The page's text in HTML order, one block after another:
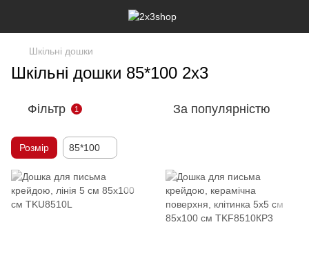
Шкільні дошки
Шкільні дошки 85*100 2х3
Фільтр 1 За популярністю
Розмір 85*100